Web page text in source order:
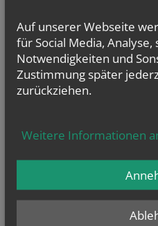
vorherige
Auf unserer Webseite
für Social Media,
Notwendigkeiten und
Zustimmung später
zurückziehen.
Weitere Informationen